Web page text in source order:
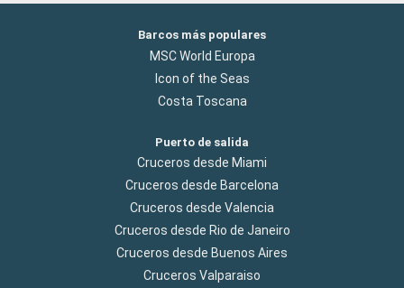
Barcos más populares
MSC World Europa
Icon of the Seas
Costa Toscana
Puerto de salida
Cruceros desde Miami
Cruceros desde Barcelona
Cruceros desde Valencia
Cruceros desde Rio de Janeiro
Cruceros desde Buenos Aires
Cruceros Valparaiso